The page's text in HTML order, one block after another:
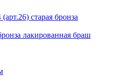
старая бронза
лакированная браш